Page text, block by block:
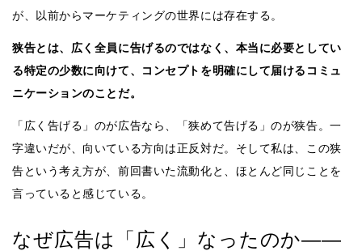
が、以前からマーケティングの世界には存在する。
狭告とは、広く全員に告げるのではなく、本当に必要としてい
る特定の少数に向けて、コンセプトを明確にして届けるコミュ
ニケーションのことだ。
「広く告げる」のが広告なら、「狭めて告げる」のが狭告。一
字違いだが、向いている方向は正反対だ。そして私は、この狭
告という考え方が、前回書いた流動化と、ほとんど同じことを
言っていると感じている。
なぜ広告は「広く」なったのか——